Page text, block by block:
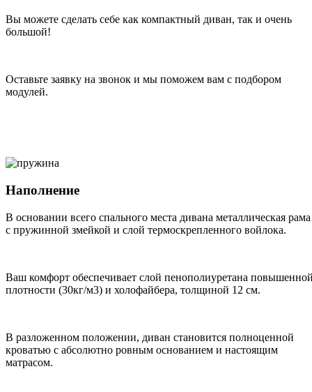
Вы можете сделать себе как компактный диван, так и очень
большой!
Оставьте заявку на звонок и мы поможем вам с подбором
модулей.
Наполнение
В основании всего спального места дивана металлическая рама
с пружинной змейкой и слой термоскрепленного войлока.
Ваш комфорт обеспечивает слой пенополиуретана
плотности (30кг/м3) и холофайбера, толщиной 12 см.
В разложенном положении, диван становится полноценной
кроватью с абсолютно ровным основанием и настоящим
матрасом.